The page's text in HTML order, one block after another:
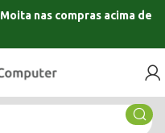
Moitanas compras acima de